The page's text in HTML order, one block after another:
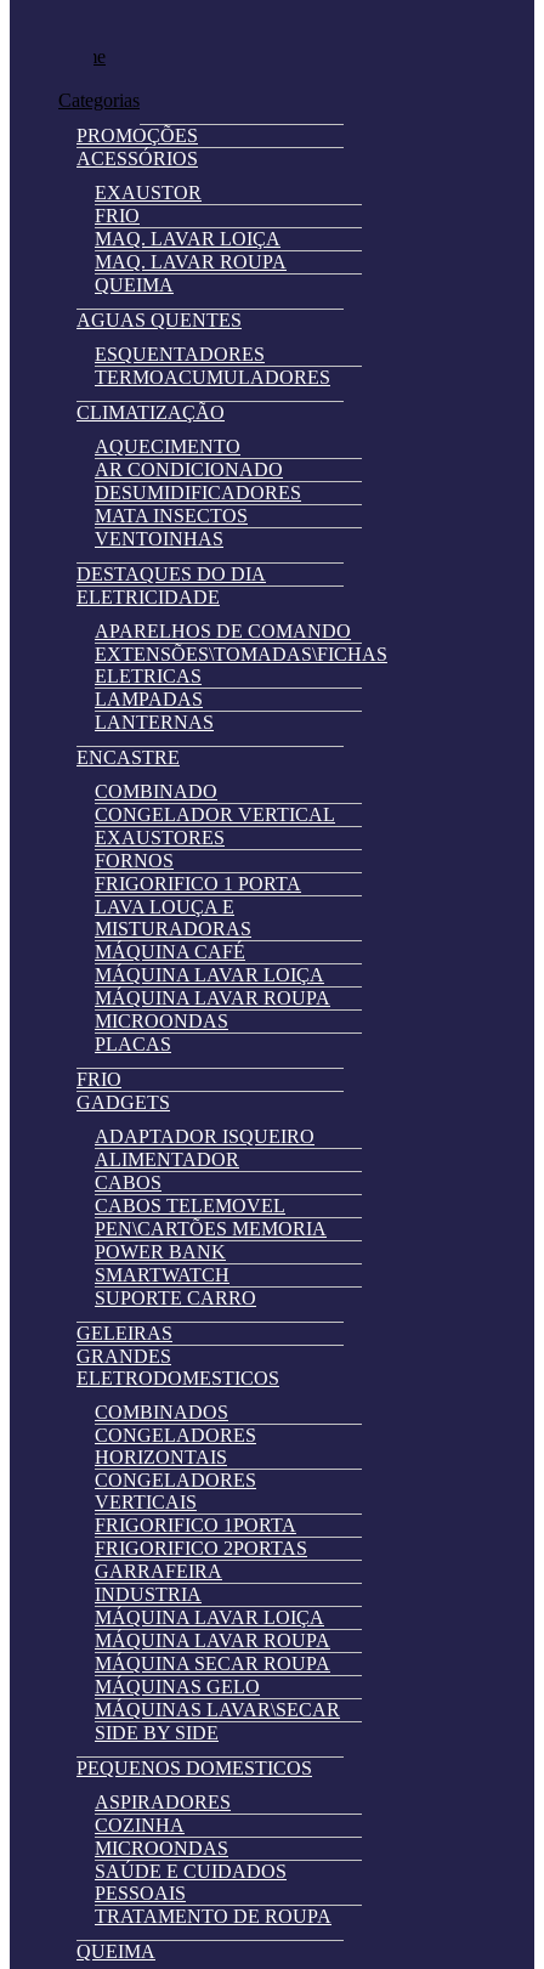
Home
Categorias
PROMOÇÕES
ACESSÓRIOS
EXAUSTOR
FRIO
MAQ. LAVAR LOIÇA
MAQ. LAVAR ROUPA
QUEIMA
AGUAS QUENTES
ESQUENTADORES
TERMOACUMULADORES
CLIMATIZAÇÃO
AQUECIMENTO
AR CONDICIONADO
DESUMIDIFICADORES
MATA INSECTOS
VENTOINHAS
DESTAQUES DO DIA
ELETRICIDADE
APARELHOS DE COMANDO
EXTENSÕES\TOMADAS\FICHAS
ELETRICAS
LAMPADAS
LANTERNAS
ENCASTRE
COMBINADO
CONGELADOR VERTICAL
EXAUSTORES
FORNOS
FRIGORIFICO 1 PORTA
LAVA LOUÇA E
MISTURADORAS
MÁQUINA CAFÉ
MÁQUINA LAVAR LOIÇA
MÁQUINA LAVAR ROUPA
MICROONDAS
PLACAS
FRIO
GADGETS
ADAPTADOR ISQUEIRO
ALIMENTADOR
CABOS
CABOS TELEMOVEL
PEN\CARTÕES MEMORIA
POWER BANK
SMARTWATCH
SUPORTE CARRO
GELEIRAS
GRANDES
ELETRODOMESTICOS
COMBINADOS
CONGELADORES
HORIZONTAIS
CONGELADORES
VERTICAIS
FRIGORIFICO 1PORTA
FRIGORIFICO 2PORTAS
GARRAFEIRA
INDUSTRIA
MÁQUINA LAVAR LOIÇA
MÁQUINA LAVAR ROUPA
MÁQUINA SECAR ROUPA
MÁQUINAS GELO
MÁQUINAS LAVAR\SECAR
SIDE BY SIDE
PEQUENOS DOMESTICOS
ASPIRADORES
COZINHA
MICROONDAS
SAÚDE E CUIDADOS
PESSOAIS
TRATAMENTO DE ROUPA
QUEIMA